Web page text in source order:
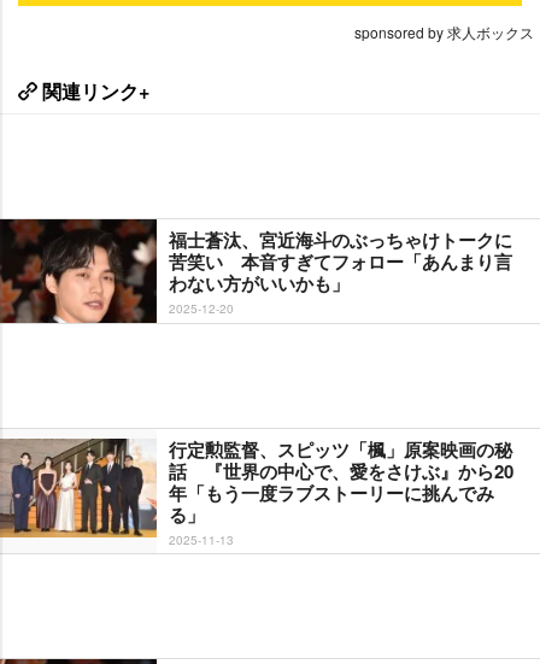
sponsored by 求人ボックス
関連リンク+
福士蒼汰、宮近海斗のぶっちゃけトークに
苦笑い 本音すぎてフォロー「あんまり言
わない方がいいかも」
2025-12-20
行定勲監督、スピッツ「楓」原案映画の秘
話 『世界の中心で、愛をさけぶ』から20
年「もう一度ラブストーリーに挑んでみ
る」
2025-11-13